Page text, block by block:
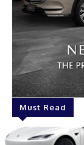
Must Read